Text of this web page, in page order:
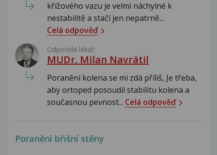
křížového vazu je velmi náchylné k
nestabilitě a stačí jen nepatrně...
Celá odpověď
Odpovídá lékař:
MUDr. Milan Navrátil
Poranění kolena se mi zdá příliš, Je třeba,
aby ortoped posoudil stabilitu kolena a
současnou pevnost... Celá odpověď
Poranění břišní stěny